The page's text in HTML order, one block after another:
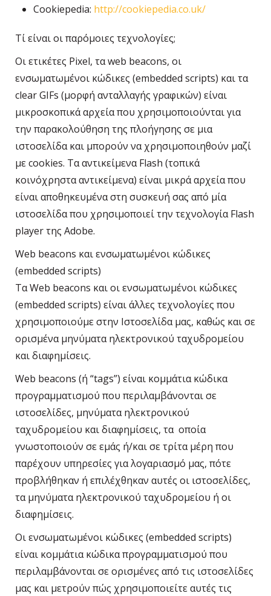
Cookiepedia: http://cookiepedia.co.uk/
Τί είναι οι παρόμοιες τεχνολογίες;
Οι ετικέτες Pixel, τα web beacons, οι
ενσωματωμένοι κώδικες (embedded scripts) και τα
clear GIFs (μορφή ανταλλαγής γραφικών) είναι
μικροσκοπικά αρχεία που χρησιμοποιούνται για
την παρακολούθηση της πλοήγησης σε μια
ιστοσελίδα και μπορούν να χρησιμοποιηθούν μαζί
με cookies. Τα αντικείμενα Flash (τοπικά
κοινόχρηστα αντικείμενα) είναι μικρά αρχεία που
είναι αποθηκευμένα στη συσκευή σας από μία
ιστοσελίδα που χρησιμοποιεί την τεχνολογία Flash
player της Adobe.
Web beacons και ενσωματωμένοι κώδικες
(embedded scripts)
Τα Web beacons και οι ενσωματωμένοι κώδικες
(embedded scripts) είναι άλλες τεχνολογίες που
χρησιμοποιούμε στην Ιστοσελίδα μας, καθώς και σε
ορισμένα μηνύματα ηλεκτρονικού ταχυδρομείου
και διαφημίσεις.
Web beacons (ή “tags”) είναι κομμάτια κώδικα
προγραμματισμού που περιλαμβάνονται σε
ιστοσελίδες, μηνύματα ηλεκτρονικού
ταχυδρομείου και διαφημίσεις, τα οποία
γνωστοποιούν σε εμάς ή/και σε τρίτα μέρη που
παρέχουν υπηρεσίες για λογαριασμό μας, πότε
προβλήθηκαν ή επιλέχθηκαν αυτές οι ιστοσελίδες,
τα μηνύματα ηλεκτρονικού ταχυδρομείου ή οι
διαφημίσεις.
Οι ενσωματωμένοι κώδικες (embedded scripts)
είναι κομμάτια κώδικα προγραμματισμού που
περιλαμβάνονται σε ορισμένες από τις ιστοσελίδες
μας και μετρούν πώς χρησιμοποιείτε αυτές τις